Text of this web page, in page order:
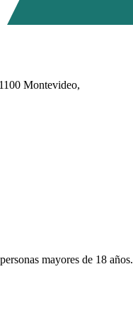
Montevideo,
mayores de 18 años.